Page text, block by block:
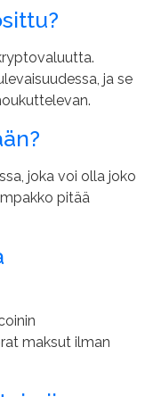
ja se
joka voi olla joko
pitää
maksut ilman